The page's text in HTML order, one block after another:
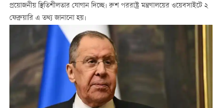
প্রয়োজনীয় স্থিতিশীলতার যোগান দিচ্ছে। রুশ পররাষ্ট্র মন্ত্রণালয়ের ওয়েবসাইটে ২
ফেব্রুয়ারি এ তথ্য জানানো হয়।